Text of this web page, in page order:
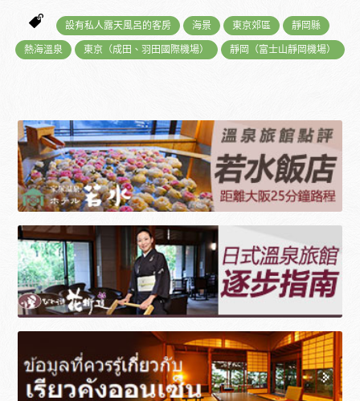
設有私人露天風呂的客房 海景 東京郊區 靜岡縣
熱海溫泉 東京（成田、羽田國際機場） 靜岡（富士山靜岡機場）